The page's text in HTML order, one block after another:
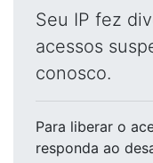
Seu IP fez
acessos
conosco.
Para liberar o
responda ao